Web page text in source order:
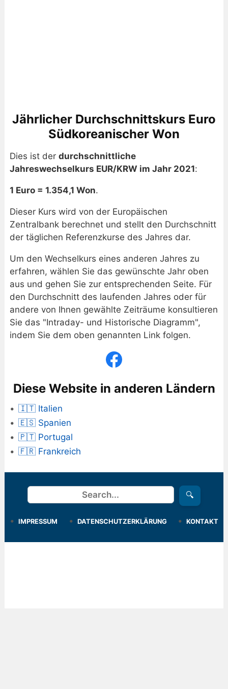
Jährlicher Durchschnittskurs Euro
Südkoreanischer Won
Dies ist der durchschnittliche
Jahreswechselkurs EUR/KRW im Jahr 2021:
1 Euro = 1.354,1 Won.
Dieser Kurs wird von der Europäischen
Zentralbank berechnet und stellt den Durchschnitt
der täglichen Referenzkurse des Jahres dar.
Um den Wechselkurs eines anderen Jahres zu
erfahren, wählen Sie das gewünschte Jahr oben
aus und gehen Sie zur entsprechenden Seite. Für
den Durchschnitt des laufenden Jahres oder für
andere von Ihnen gewählte Zeiträume konsultieren
Sie das "Intraday- und Historische Diagramm",
indem Sie dem oben genannten Link folgen.
Diese Website in anderen Ländern
🇮🇹 Italien
🇪🇸 Spanien
🇵🇹 Portugal
🇫🇷 Frankreich
Suchen 🔍
IMPRESSUM DATENSCHUTZERKLÄRUNG KONTAKT